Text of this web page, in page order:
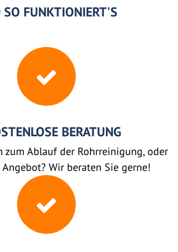
SO FUNKTIONIERT'S
BERATUNG
zum Ablauf der Rohrreinigung, oder
Wir beraten Sie gerne!